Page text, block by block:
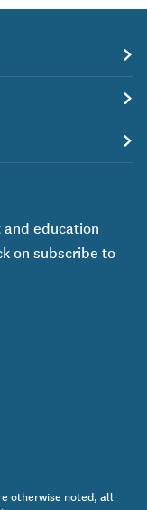
education
on subscribe to
otherwise noted, all